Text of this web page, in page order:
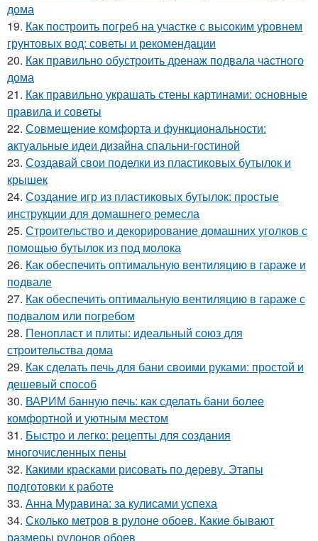
дома
19. Как построить погреб на участке с высоким уровнем
грунтовых вод: советы и рекомендации
20. Как правильно обустроить дренаж подвала частного
дома
21. Как правильно украшать стены картинами: основные
правила и советы
22. Совмещение комфорта и функциональности:
актуальные идеи дизайна спальни-гостиной
23. Создавай свои поделки из пластиковых бутылок и
крышек
24. Создание игр из пластиковых бутылок: простые
инструкции для домашнего ремесла
25. Строительство и декорирование домашних уголков с
помощью бутылок из под молока
26. Как обеспечить оптимальную вентиляцию в гараже и
подвале
27. Как обеспечить оптимальную вентиляцию в гараже с
подвалом или погребом
28. Пенопласт и плиты: идеальный союз для
строительства дома
29. Как сделать печь для бани своими руками: простой и
дешевый способ
30. ВАРИМ банную печь: как сделать бани более
комфортной и уютным местом
31. Быстро и легко: рецепты для создания
многочисленных пены
32. Какими красками рисовать по дереву. Этапы
подготовки к работе
33. Анна Муравина: за кулисами успеха
34. Сколько метров в рулоне обоев. Какие бывают
размеры рулонов обоев